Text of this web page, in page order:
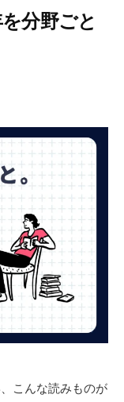
分野ごと
こんな読みものが